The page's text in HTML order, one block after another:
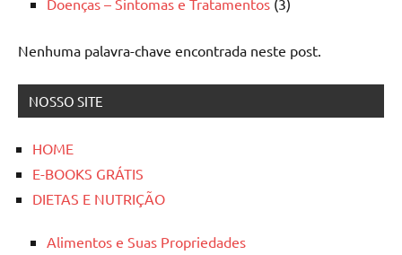
Doenças – Sintomas e Tratamentos (3)
Nenhuma palavra-chave encontrada neste post.
NOSSO SITE
HOME
E-BOOKS GRÁTIS
DIETAS E NUTRIÇÃO
Alimentos e Suas Propriedades